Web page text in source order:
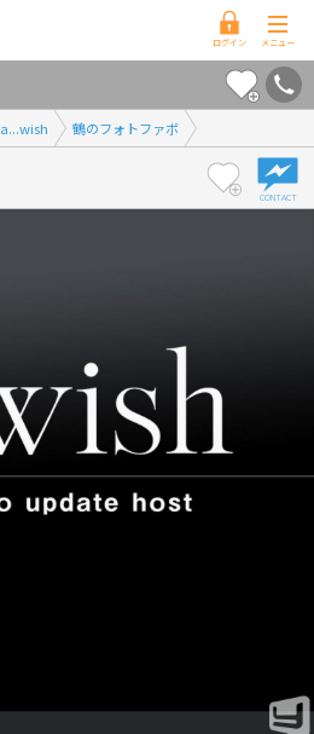
a...wish 鶴のフォトファボ